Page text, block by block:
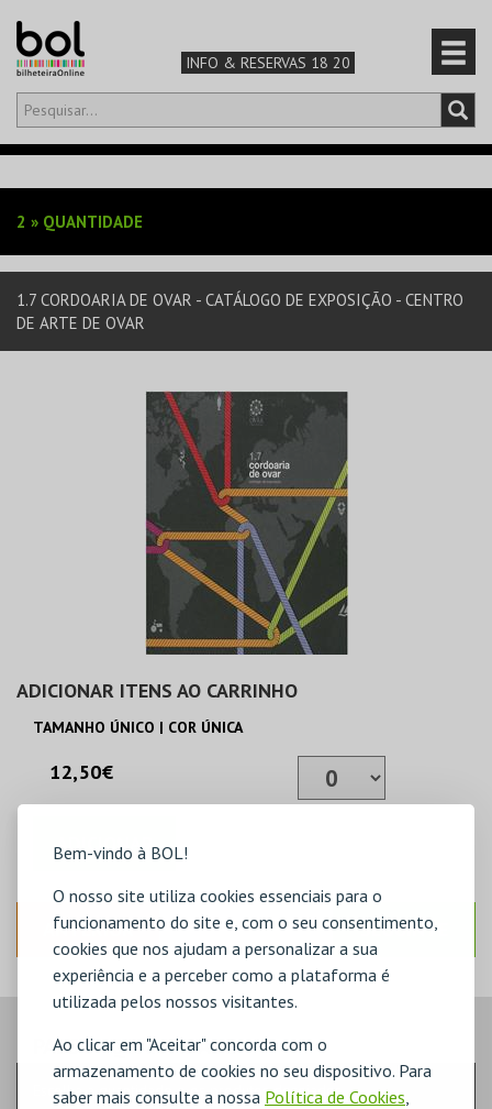
Bem-vindo à BOL!
O nosso site utiliza cookies essenciais para o
funcionamento do site e, com o seu consentimento,
cookies que nos ajudam a personalizar a sua
experiência e a perceber como a plataforma é
utilizada pelos nossos visitantes.
Ao clicar em "Aceitar" concorda com o
armazenamento de cookies no seu dispositivo. Para
saber mais consulte a nossa Política de Cookies
INFO & RESERVAS 18 20
Olá,iniciar sessão
TEATRO & ARTE
MÚSICA & FESTIVAIS
DESPORTO & AVENTURA
2 » QUANTIDADE
1.7 CORDOARIA DE OVAR - CATÁLOGO DE EXPOSIÇÃO - CENTRO
DE ARTE DE OVAR
ADICIONAR ITENS AO CARRINHO
TAMANHO ÚNICO | COR ÚNICA
12,50€
ADICIONAR
ANTERIOR SEGUINTE
PASSO- QUANTIDADE
Escolha a quantidade e os produtos desejados